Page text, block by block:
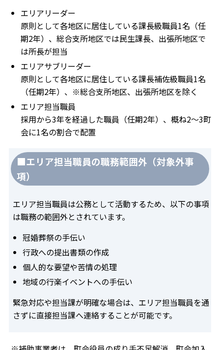
エリアリーダー
原則として各地区に居住している課長級職員1名（任
期2年）、総合支所地区では民生課長、出張所地区で
は所長が担当
エリアサブリーダー
原則として各地区に居住している課長補佐級職員1名
（任期2年）、※総合支所地区、出張所地区を除く
エリア担当職員
採用から3年を経過した職員（任期2年）、概ね2～3町
会に1名の割合で配置
■エリア担当職員の職務範囲外（対象外事
項）
エリア担当職員は公務として活動するため、以下の事項
は職務の範囲外とされています。
冠婚葬祭の手伝い
行政への提出書類の作成
個人的な要望や苦情の処理
地域の行楽イベントへの手伝い
緊急対応や担当課が明確な場合は、エリア担当職員を通
さずに直接担当課へ連絡することが可能です。